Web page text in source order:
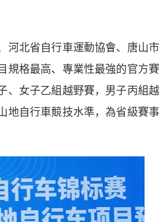
北省自行車運動協會、唐山市
規格最高、專業性最強的官方賽
、女子乙組越野賽，男子丙組越
地自行車競技水準，為省級賽事